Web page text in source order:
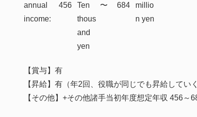
annual
income:
456
Ten
thous
and
yen
​〜 684
millio
n yen
【賞与】有
【昇給】有（年2回、役職が同じでも昇給してい
【その他】+その他諸手当初年度想定年収 456～